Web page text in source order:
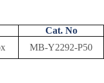
Cat. No
MB-Y2292-P50